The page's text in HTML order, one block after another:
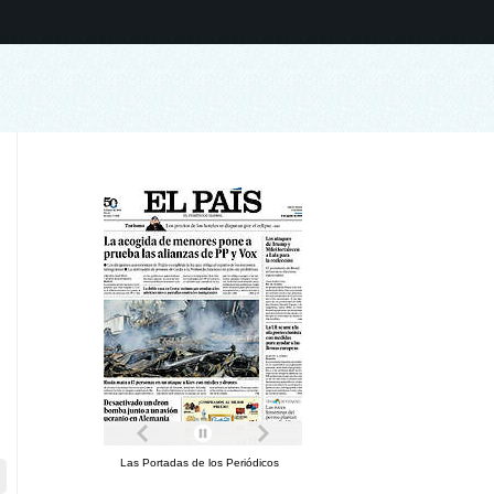
Las Portadas de los Periódicos